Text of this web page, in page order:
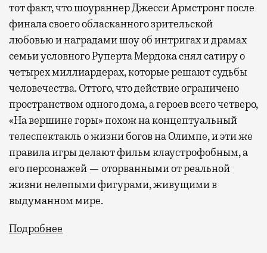
тот факт, что шоураннер Джесси Армстронг после
финала своего обласканного зрительской
любовью и наградами шоу об интригах и драмах
семьи условного Руперта Мердока снял сатиру о
четырех миллиардерах, которые решают судьбы
человечества. Оттого, что действие ограничено
пространством одного дома, а героев всего четверо,
«На вершине горы» похож на концептуальный
телеспектакль о жизни богов на Олимпе, и эти же
правила игры делают фильм клаустрофобным, а
его персонажей — оторванными от реальной
жизни нелепыми фигурами, живущими в
выдуманном мире.
Подробнее